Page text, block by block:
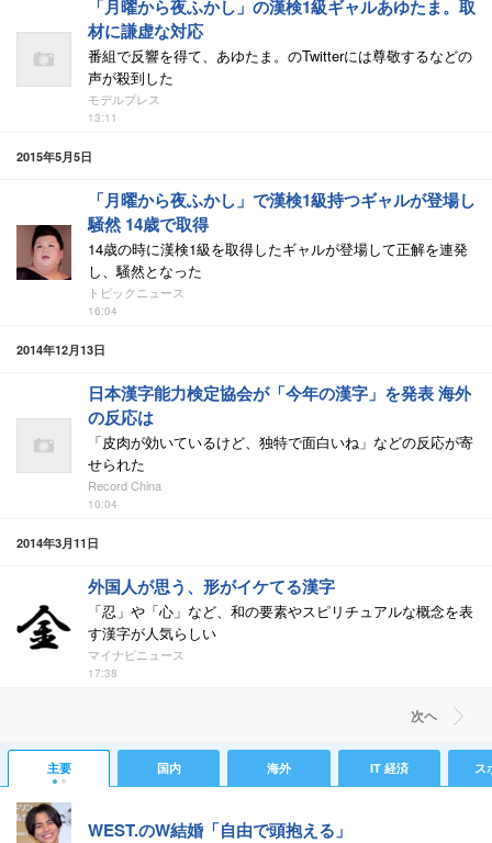
「月曜から夜ふかし」の漢検1級ギャルあゆたま。取
材に謙虚な対応
番組で反響を得て、あゆたま。のTwitterには尊敬するなどの
声が殺到した
モデルプレス
13:11
2015年5月5日
「月曜から夜ふかし」で漢検1級持つギャルが登場し
騒然 14歳で取得
14歳の時に漢検1級を取得したギャルが登場して正解を連発
し、騒然となった
トピックニュース
16:04
2014年12月13日
日本漢字能力検定協会が「今年の漢字」を発表 海外
の反応は
「皮肉が効いているけど、独特で面白いね」などの反応が寄
せられた
Record China
10:04
2014年3月11日
外国人が思う、形がイケてる漢字
「忍」や「心」など、和の要素やスピリチュアルな概念を表
す漢字が人気らしい
マイナビニュース
17:38
次ヘ
主要 国内 海外 IT 経済 ス
WEST.のW結婚「自由で頭抱える」